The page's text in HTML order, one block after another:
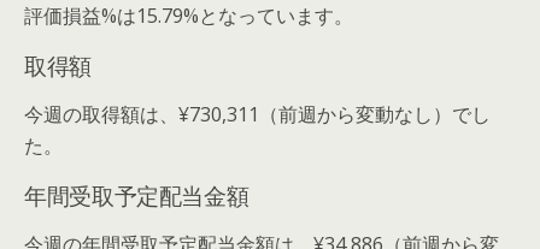
評価損益%は15.79%となっています。
取得額
今週の取得額は、¥730,311（前週から変動なし）でし
た。
年間受取予定配当金額
今週の年間受取予定配当金額は、¥34,886（前週から変